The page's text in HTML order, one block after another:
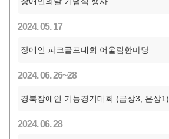
2024. 05. 17
장애인 파크골프대회 어울림한마당
2024. 06. 26~28
경북장애인 기능경기대회 (금상3, 은상1)
2024. 06. 28